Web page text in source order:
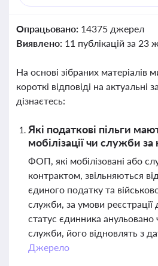
Опрацьовано: 14375 джерел
Виявлено: 11 публікацій за 23
На основі зібраних матеріалів
короткі відповіді на актуальні
дізнаєтесь:
Які податкові пільги
мобілізації чи служби
ФОП, які мобілізовані або
контрактом, звільняються
єдиного податку та
служби, за умови
статус єдинника анульовано
служби, його відновлять з
Джерело